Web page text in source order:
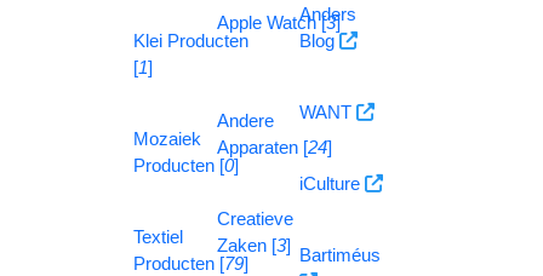
Klei Producten
[1]
Mozaiek
Producten [0]
Textiel
Producten [79]
Apple Watch [3]
Andere
Apparaten [24]
Creatieve
Zaken [3]
Anders
Blog
WANT
iCulture
Bartiméus